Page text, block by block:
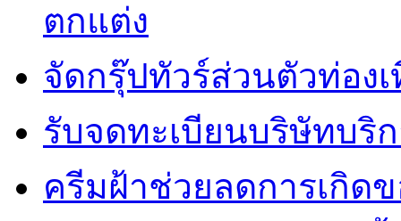
ตกแต่ง
จัดกรุ๊ปทัวร์ส่วนตัวท่อง
รับจดทะเบียนบริษัทบริ
ครีมฝ้าช่วยลดการเกิด